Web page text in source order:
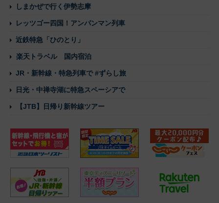
しまかぜで行く伊勢志摩
レッツゴー四国！アンパンマン列車
近鉄特急「ひのとり」
楽天トラベル 国内宿泊
JR・新幹線・特急列車で #ずらし旅
日光・中禅寺湖に特急スペーシアで
【JTB】日帰り新幹線ツアー